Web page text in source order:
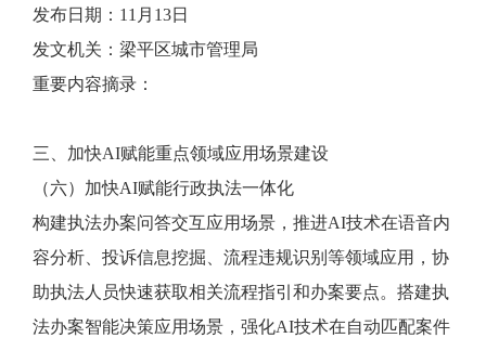
发布日期：11月13日
发文机关：梁平区城市管理局
重要内容摘录：
三、加快AI赋能重点领域应用场景建设
（六）加快AI赋能行政执法一体化
构建执法办案问答交互应用场景，推进AI技术在语音内
容分析、投诉信息挖掘、流程违规识别等领域应用，协
助执法人员快速获取相关流程指引和办案要点。搭建执
法办案智能决策应用场景，强化AI技术在自动匹配案件